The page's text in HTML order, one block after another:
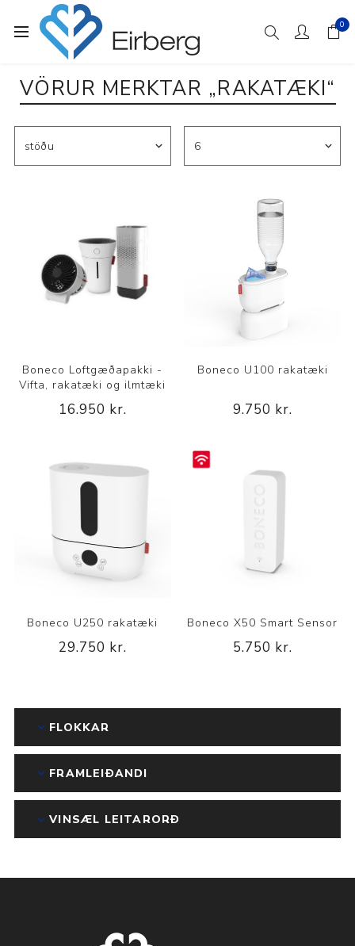
0
VÖRUR MERKTAR „RAKATÆKI“
Boneco Loftgæðapakki -
Vifta, rakatæki og ilmtæki
16.950 kr.
Boneco U100 rakatæki
9.750 kr.
Boneco U250 rakatæki
29.750 kr.
Boneco X50 Smart Sensor
5.750 kr.
FLOKKAR
FRAMLEIÐANDI
VINSÆL LEITARORÐ